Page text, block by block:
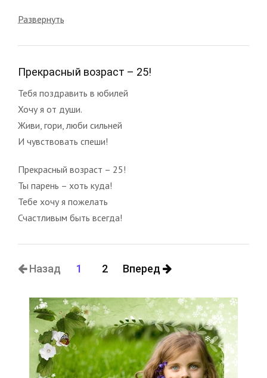
Развернуть
Прекрасный возраст – 25!
Тебя поздравить в юбилей
Хочу я от души.
Живи, гори, люби сильней
И чувствовать спеши!
Прекрасный возраст – 25!
Ты парень – хоть куда!
Тебе хочу я пожелать
Счастливым быть всегда!
Назад 1 2 Вперед